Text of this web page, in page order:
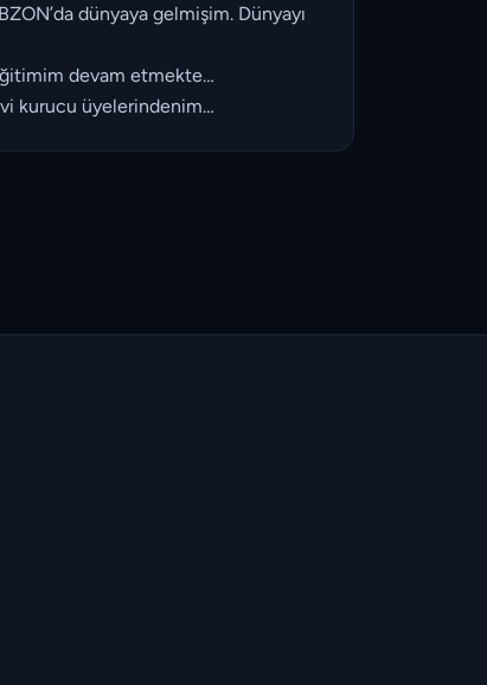
dünyaya gelmişim. Dünyayı
devam etmekte…
kurucu üyelerindenim…